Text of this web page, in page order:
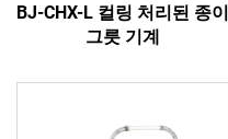
BJ-CHX-L 컬링 처리된 종이
그릇 기계